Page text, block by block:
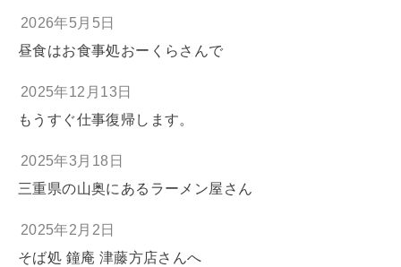
2026年5月5日
昼食はお食事処おーくらさんで
2025年12月13日
もうすぐ仕事復帰します。
2025年3月18日
三重県の山奥にあるラーメン屋さん
2025年2月2日
そば処 鐘庵 津藤方店さんへ